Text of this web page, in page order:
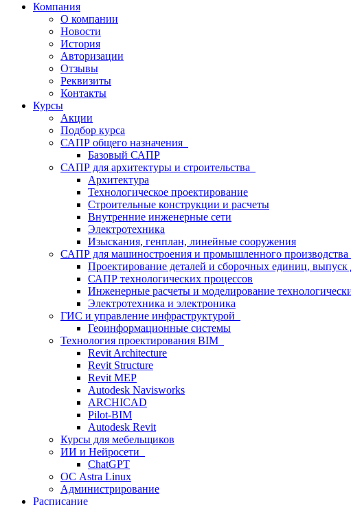
Компания
О компании
Новости
История
Авторизации
Отзывы
Реквизиты
Контакты
Курсы
Акции
Подбор курса
САПР общего назначения
Базовый САПР
САПР для архитектуры и строительства
Архитектура
Технологическое проектирование
Строительные конструкции и расчеты
Внутренние инженерные сети
Электротехника
Изыскания, генплан, линейные сооружения
САПР для машиностроения и промышленного производства
Проектирование деталей и сборочных единиц,
САПР технологических процессов
Инженерные расчеты и моделирование
Электротехника и электроника
ГИС и управление инфраструктурой
Геоинформационные системы
Технология проектирования BIM
Revit Architecture
Revit Structure
Revit MEP
Autodesk Navisworks
ARCHICAD
Pilot-BIM
Autodesk Revit
Курсы для мебельщиков
ИИ и Нейросети
ChatGPT
ОС Astra Linux
Администрирование
Расписание